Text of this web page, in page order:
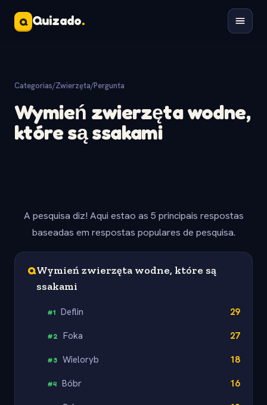
Q Quizado.
Categorias/Zwierzęta/Pergunta
Wymień zwierzęta wodne,
które są ssakami
A pesquisa diz! Aqui estao as 5 principais respostas
baseadas em respostas populares de pesquisa.
QWymień zwierzęta wodne, które są
ssakami
#1 Deflin 29
#2 Foka 27
#3 Wieloryb 18
#4 Bóbr 16